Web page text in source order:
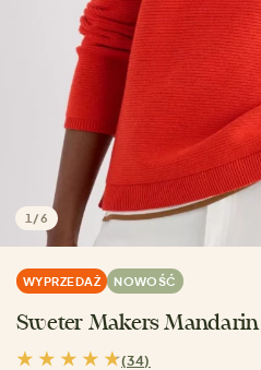
1 /6
WYPRZEDAŻ NOWOŚĆ
Sweter Makers Mandarin
(34)